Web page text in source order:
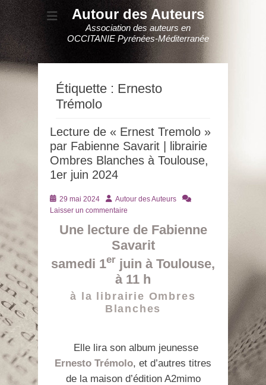
Autour des Auteurs
Association des auteurs en
OCCITANIE Pyrénées-Méditerranée
Étiquette : Ernesto
Trémolo
Lecture de « Ernest Tremolo »
par Fabienne Savarit | librairie
Ombres Blanches à Toulouse,
1er juin 2024
Posté
le
29 mai 2024 AuteurAutour des Auteurs
Laisser un commentaire
Une lecture de Fabienne
Savarit
samedi 1er juin à Toulouse,
à 11 h
à la librairie Ombres
Blanches
Elle lira son album jeunesse
Ernesto Trémolo, et d’autres titres
de la maison d’édition A2mimo